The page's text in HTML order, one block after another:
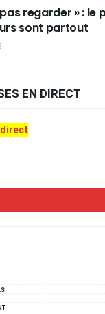
pas regarder » : le
sont partout
EN DIRECT